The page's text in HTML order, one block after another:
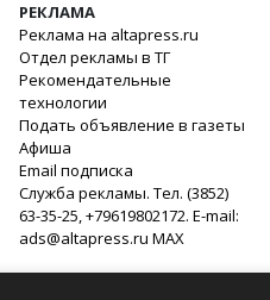
РЕКЛАМА
Реклама на altapress.ru
Отдел рекламы в ТГ
Рекомендательные
технологии
Подать объявление в газеты
Афиша
Email подписка
Служба рекламы. Тел. (3852)
63-35-25, +79619802172. E-mail:
ads@altapress.ru MAX